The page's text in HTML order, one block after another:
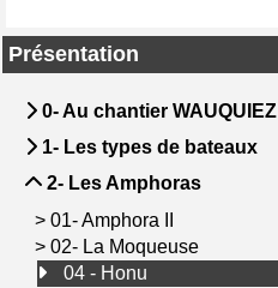
Présentation
0- Au chantier WAUQUIEZ
1- Les types de bateaux
2- Les Amphoras
> 01- Amphora II
> 02- La Moqueuse
04 - Honu